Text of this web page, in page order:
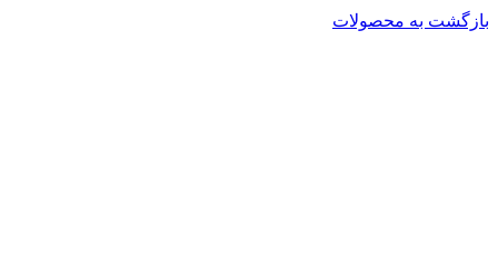
بازگشت به محصولات